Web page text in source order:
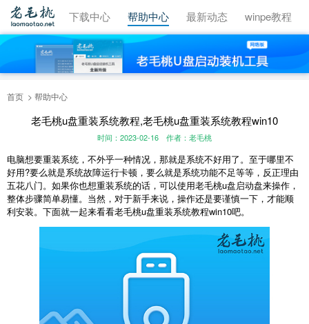
视频教程 下载中心 帮助中心 最新动态 winpe教程
首页 帮助中心
老毛桃u盘重装系统教程,老毛桃u盘重装系统教程win10
时间：2023-02-16 作者：老毛桃
电脑想要重装系统，不外乎一种情况，那就是系统不好用了。至于哪里不
好用?要么就是系统故障运行卡顿，要么就是系统功能不足等等，反正理由
五花八门。如果你也想重装系统的话，可以使用老毛桃u盘启动盘来操作，
整体步骤简单易懂。当然，对于新手来说，操作还是要谨慎一下，才能顺
利安装。下面就一起来看看老毛桃u盘重装系统教程win10吧。